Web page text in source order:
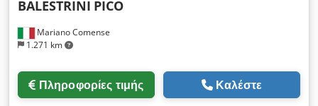
Mariano Comense
1.271 km
BALESTRINI PICO
Πληροφορίες τιμής Καλέστε